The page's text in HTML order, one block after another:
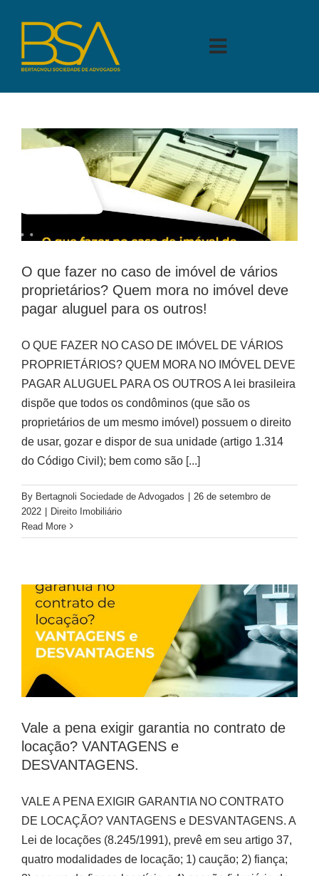
content
Toggle
ÁREAS DE ATUAÇÃO
PARA VOCÊ
PARA SEU NEGÓCIO
O que fazer no caso de imóvel de vários
proprietários? Quem mora no imóvel deve
pagar aluguel para os outros!
O QUE FAZER NO CASO DE IMÓVEL DE VÁRIOS
PROPRIETÁRIOS? QUEM MORA NO IMÓVEL DEVE
PAGAR ALUGUEL PARA OS OUTROS A lei brasileira
dispõe que todos os condôminos (que são os
proprietários de um mesmo imóvel) possuem o direito
de usar, gozar e dispor de sua unidade (artigo 1.314
do Código Civil); bem como são [...]
By Bertagnoli Sociedade de Advogados
26 de setembro de
2022
Direito Imobiliário
Read More
Vale a pena exigir garantia no contrato de
locação? VANTAGENS e
DESVANTAGENS.
VALE A PENA EXIGIR GARANTIA NO CONTRATO
DE LOCAÇÃO? VANTAGENS e DESVANTAGENS. A
Lei de locações (8.245/1991), prevê em seu artigo 37,
quatro modalidades de locação; 1) caução; 2) fiança;